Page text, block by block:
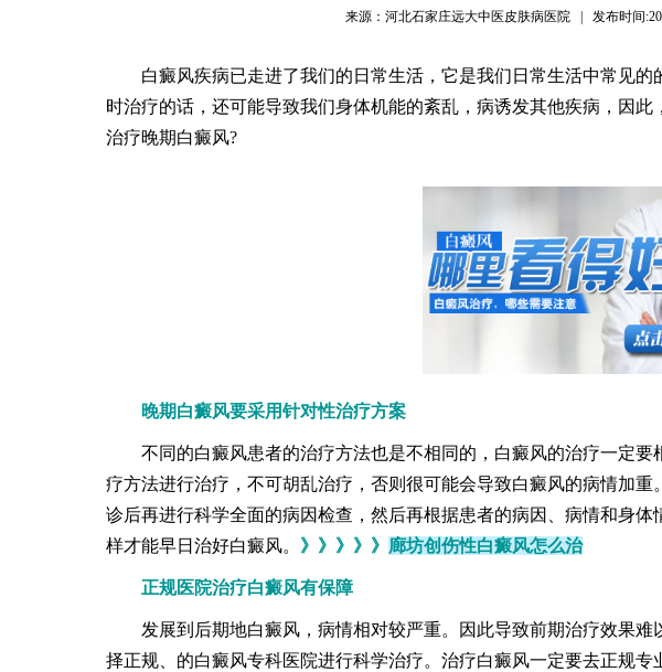
来源：河北石家庄远大中医皮肤病医院 | 发布时间
白癜风疾病已走进了我们的日常生活，它是我们日常生活中常见的
时治疗的话，还可能导致我们身体机能的紊乱，病诱发其他疾病，因
治疗晚期白癜风?
晚期白癜风要采用针对性治疗方案
不同的白癜风患者的治疗方法也是不相同的，白癜风的治疗一定要
疗方法进行治疗，不可胡乱治疗，否则很可能会导致白癜风的病情加
诊后再进行科学全面的病因检查，然后再根据患者的病因、病情和身
样才能早日治好白癜风。 》》》》》 廊坊创伤性白癜风怎么治
正规医院治疗白癜风有保障
发展到后期地白癜风，病情相对较严重。因此导致前期治疗效果难
择正规、的白癜风专科医院进行科学治疗。治疗白癜风一定要去正规